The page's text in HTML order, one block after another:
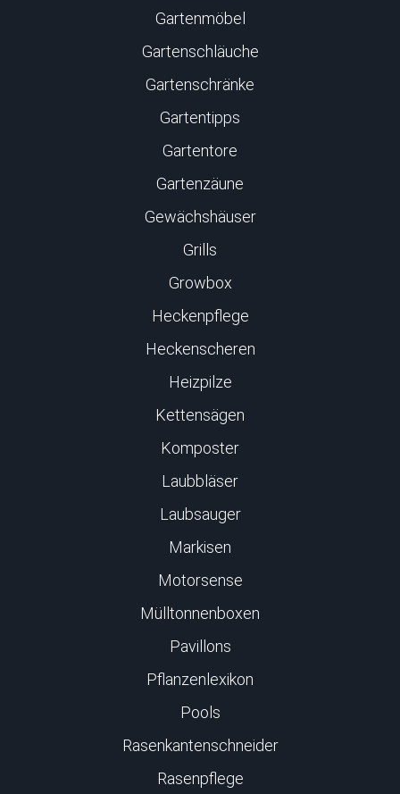
Gartenmöbel
Gartenschläuche
Gartenschränke
Gartentipps
Gartentore
Gartenzäune
Gewächshäuser
Grills
Growbox
Heckenpflege
Heckenscheren
Heizpilze
Kettensägen
Komposter
Laubbläser
Laubsauger
Markisen
Motorsense
Mülltonnenboxen
Pavillons
Pflanzenlexikon
Pools
Rasenkantenschneider
Rasenpflege